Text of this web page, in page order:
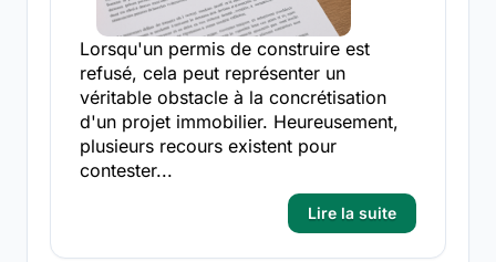
Lorsqu'un permis de construire est
refusé, cela peut représenter un
véritable obstacle à la concrétisation
d'un projet immobilier. Heureusement,
plusieurs recours existent pour
contester...
Lire la suite